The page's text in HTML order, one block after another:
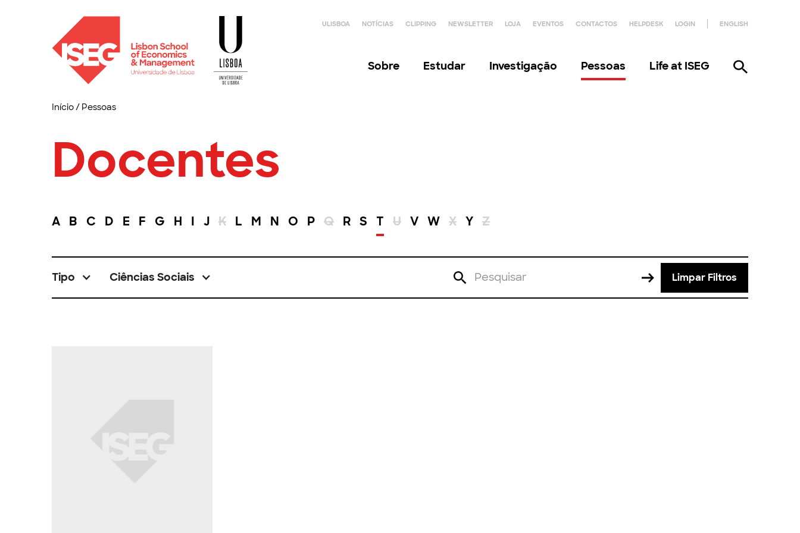
ULISBOA NOTÍCIAS CLIPPING NEWSLETTER LOJA EVENTOS CONTACTOS HELPDESK LOGIN ENGLISH
Sobre Estudar Investigação Pessoas Life at ISEG
Início/ Pessoas
Docentes
A B C D E F G H I J K L M N O P Q R S T U V W X Y Z
Tipo Ciências Sociais Limpar Filtros